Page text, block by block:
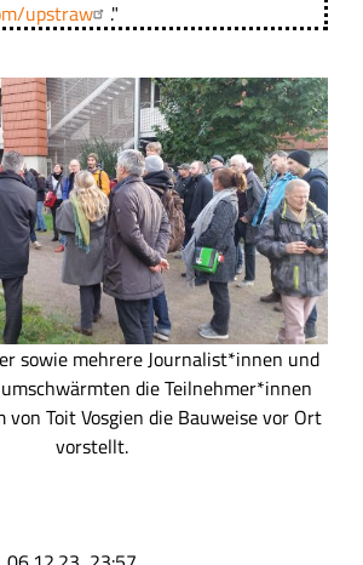
upstraw
."
sowie mehrere Journalist*innen und
die Teilnehmer*innen
von Toit Vosgien die Bauweise vor Ort
vorstellt.